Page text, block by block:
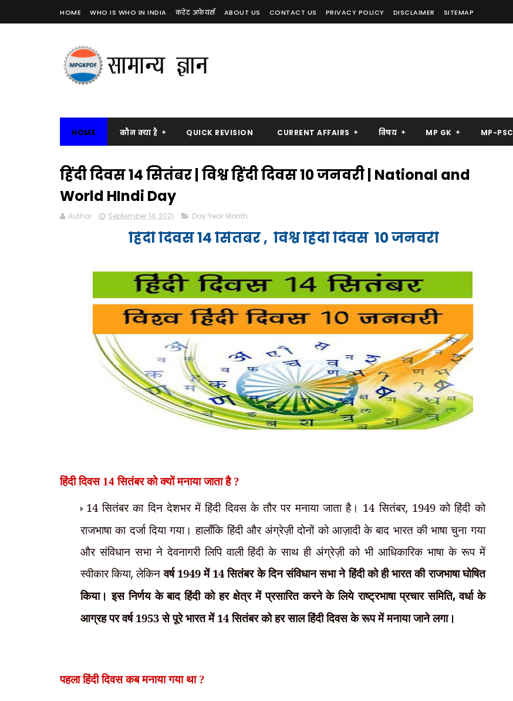
HOME WHO IS WHO IN INDIA करेंट अफेयर्स ABOUT US CONTACT US PRIVACY POLICY DISCLAIMER SITEMAP
HOME कौन क्या है QUICK REVISION CURRENT AFFAIRS विषय MP GK MP-PSC
हिंदी दिवस 14 सितंबर | विश्व हिंदी दिवस 10 जनवरी | National and
World HIndi Day
Author September 14, 2021 Day Year Month
हिंदी दिवस 14 सितंबर , विश्व हिंदी दिवस 10 जनवरी
हिंदी दिवस 14 सितंबरको क्यों मनाया जाता है ?
14 सितंबर का दिन देशभर में हिंदी दिवस के तौर पर मनाया जाता है। 14 सितंबर, 1949 को हिंदी को
राजभाषा का दर्जा दिया गया। हालाँकि हिंदी और अंग्रेज़ी दोनों को आज़ादी के बाद भारत की भाषा चुना गया
और संविधान सभा ने देवनागरी लिपि वाली हिंदी के साथ ही अंग्रेज़ी को भी आधिकारिक भाषा के रूप में
स्वीकार किया,लेकिन वर्ष 1949 में 14 सितंबर के दिन संविधान सभा ने हिंदी को ही भारत की राजभाषा घोषित
किया। इस निर्णय के बाद हिंदी को हर क्षेत्र में प्रसारित करने के लिये राष्ट्रभाषा प्रचार समिति,वर्धा के
आग्रह पर वर्ष 1953 से पूरे भारत में 14 सितंबर को हर साल हिंदी दिवस के रूप में मनाया जाने लगा।
पहला हिंदी दिवस कब मनाया गया था ?